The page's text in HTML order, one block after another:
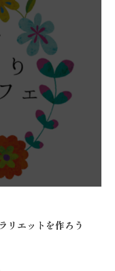
リエットを作ろう